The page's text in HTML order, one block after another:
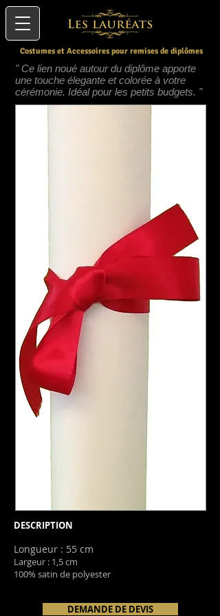
Costumes et Accessoires pour remises de diplômes
" Ce lien noué autour du diplôme apporte
une touche élegante et colorée à votre
cérémonie. Idéal pour les petits budgets. "
DESCRIPTION
Longueur : 55 cm
Largeur : 1,5 cm
100% satin de polyester
DEMANDE DE DEVIS